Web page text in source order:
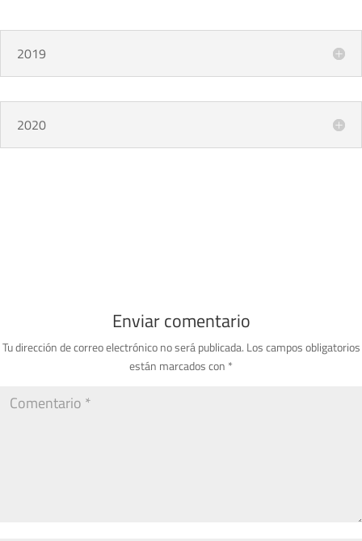
2019
2020
Enviar comentario
Tu dirección de correo electrónico no será publicada. Los campos obligatorios
están marcados con *